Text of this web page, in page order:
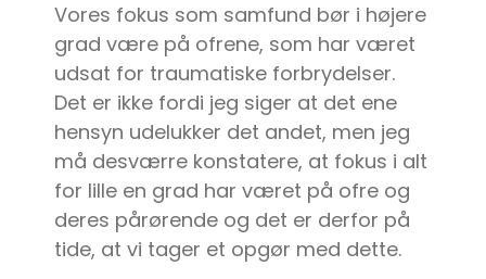
Vores fokus som samfund bør i højere
grad være på ofrene, som har været
udsat for traumatiske forbrydelser.
Det er ikke fordi jeg siger at det ene
hensyn udelukker det andet, men jeg
må desværre konstatere, at fokus i alt
for lille en grad har været på ofre og
deres pårørende og det er derfor på
tide, at vi tager et opgør med dette.